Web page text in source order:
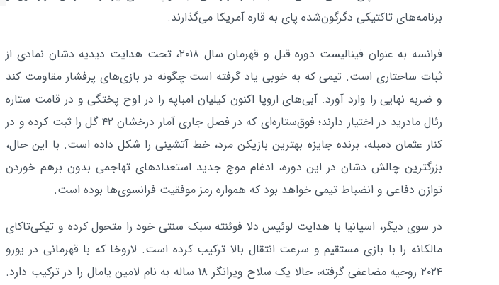
برنامه‌های تاکتیکی دگرگون‌شده پای به قاره آمریکا می‌گذارند.
فرانسه به عنوان فینالیست دوره قبل و قهرمان سال ۲۰۱۸، تحت هدایت دیدیه دشان نمادی از
ثبات ساختاری است. تیمی که به خوبی یاد گرفته است چگونه در بازی‌های پرفشار مقاومت کند
و ضربه نهایی را وارد آورد. آبی‌های اروپا اکنون کیلیان امباپه را در اوج پختگی و در قامت ستاره
رئال مادرید در اختیار دارند؛ فوق‌ستاره‌ای که در فصل جاری آمار درخشان ۴۲ گل را ثبت کرده و در
کنار عثمان دمبله، برنده جایزه بهترین بازیکن مرد، خط آتشینی را شکل داده است. با این حال،
بزرگترین چالش دشان در این دوره، ادغام موج جدید استعدادهای تهاجمی بدون برهم خوردن
توازن دفاعی و انضباط تیمی خواهد بود که همواره رمز موفقیت فرانسوی‌ها بوده است.
در سوی دیگر، اسپانیا با هدایت لوئیس دلا فوئنته سبک سنتی خود را متحول کرده و تیکی‌تاکای
مالکانه را با بازی مستقیم و سرعت انتقال بالا ترکیب کرده است. لاروخا که با قهرمانی در یورو
۲۰۲۴ روحیه مضاعفی گرفته، حالا یک سلاح ویرانگر ۱۸ ساله به نام لامین یامال را در ترکیب دارد.